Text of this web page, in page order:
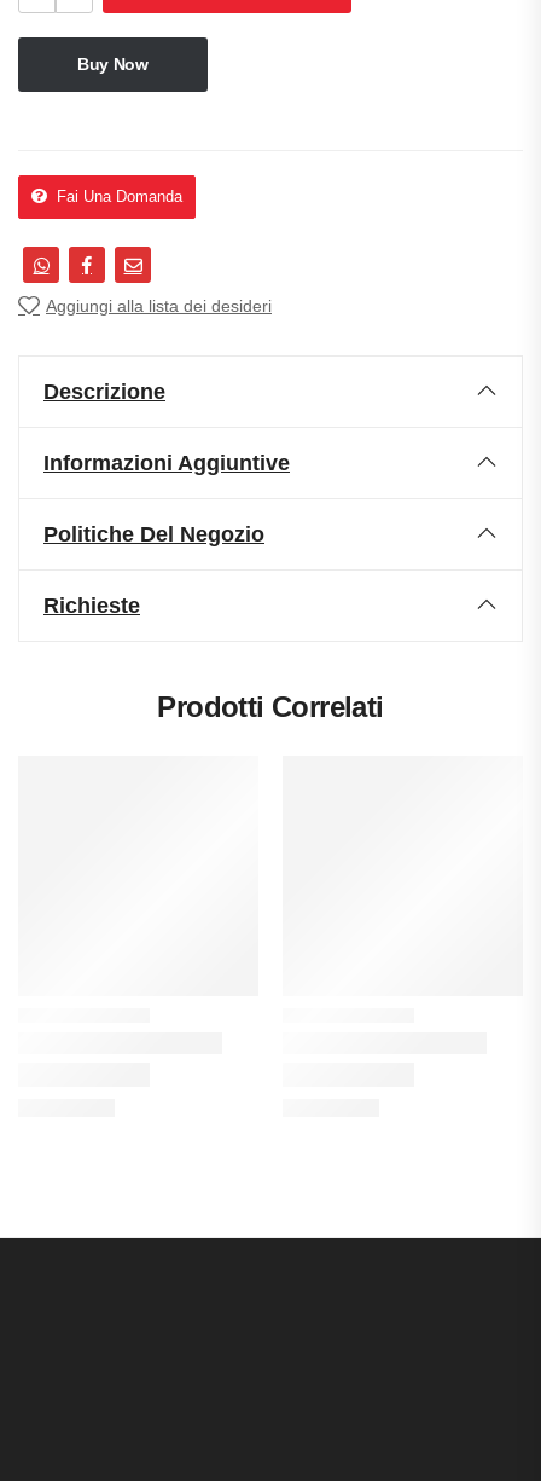
Buy Now
Fai Una Domanda
Aggiungi alla lista dei desideri
Descrizione
Informazioni Aggiuntive
Politiche Del Negozio
Richieste
Prodotti Correlati